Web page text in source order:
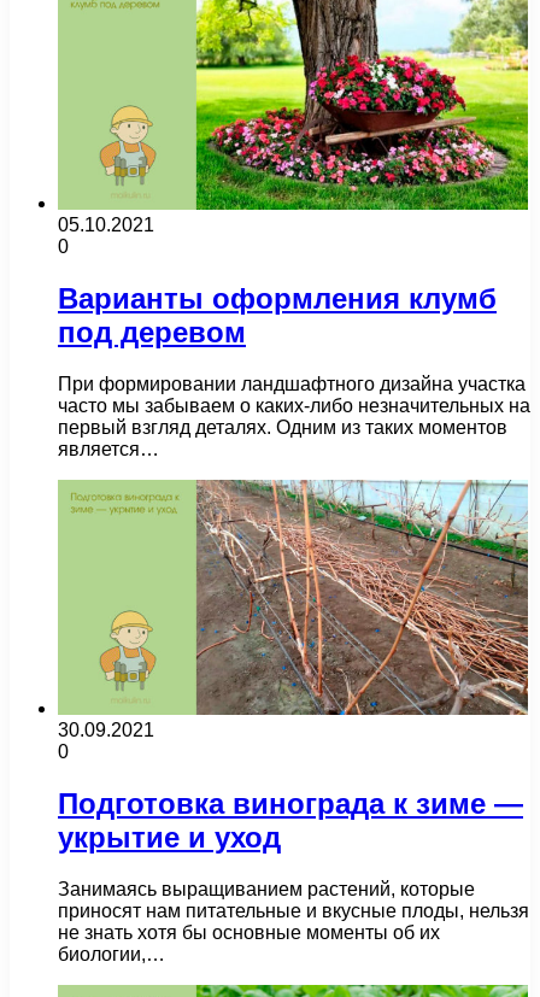
05.10.2021
0
Варианты оформления клумб
под деревом
При формировании ландшафтного дизайна участка
часто мы забываем о каких-либо незначительных на
первый взгляд деталях. Одним из таких моментов
является…
30.09.2021
0
Подготовка винограда к зиме —
укрытие и уход
Занимаясь выращиванием растений, которые
приносят нам питательные и вкусные плоды, нельзя
не знать хотя бы основные моменты об их
биологии,…